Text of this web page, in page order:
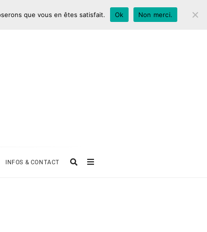
INFOS & CONTACT
que vous en êtes satisfait. Ok Non merci.